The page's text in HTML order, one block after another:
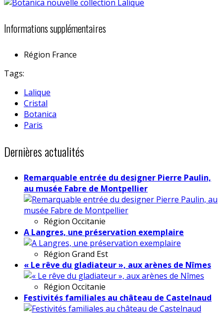
Informations supplémentaires
Région France
Tags:
Lalique
Cristal
Botanica
Paris
Dernières actualités
Remarquable entrée du designer Pierre Paulin,
au musée Fabre de Montpellier
Région Occitanie
A Langres, une préservation exemplaire
Région Grand Est
« Le rêve du gladiateur », aux arènes de Nîmes
Région Occitanie
Festivités familiales au château de Castelnaud